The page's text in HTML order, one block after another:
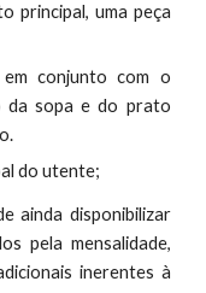
principal, uma peça
conjunto com o
da sopa e do prato
do utente;
ainda disponibilizar
pela mensalidade,
inerentes à